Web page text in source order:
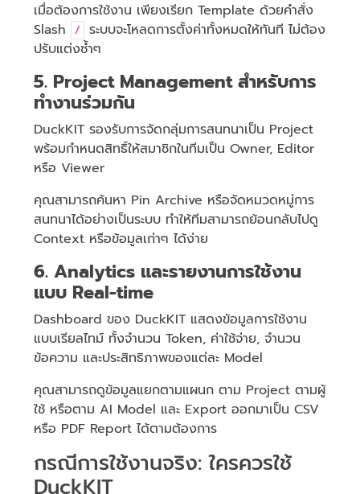
เมื่อต้องการใช้งาน เพียงเรียก Template ด้วยคำสั่ง
Slash / ระบบจะโหลดการตั้งค่าทั้งหมดให้ทันที ไม่ต้อง
ปรับแต่งซ้ำๆ
5. Project Management สำหรับการ
ทำงานร่วมกัน
DuckKIT รองรับการจัดกลุ่มการสนทนาเป็น Project
พร้อมกำหนดสิทธิ์ให้สมาชิกในทีมเป็น Owner, Editor
หรือ Viewer
คุณสามารถค้นหา Pin Archive หรือจัดหมวดหมู่การ
สนทนาได้อย่างเป็นระบบ ทำให้ทีมสามารถย้อนกลับไปดู
Context หรือข้อมูลเก่าๆ ได้ง่าย
6. Analytics และรายงานการใช้งาน
แบบ Real-time
Dashboard ของ DuckKIT แสดงข้อมูลการใช้งาน
แบบเรียลไทม์ ทั้งจำนวน Token, ค่าใช้จ่าย, จำนวน
ข้อความ และประสิทธิภาพของแต่ละ Model
คุณสามารถดูข้อมูลแยกตามแผนก ตาม Project ตามผู้
ใช้ หรือตาม AI Model และ Export ออกมาเป็น CSV
หรือ PDF Report ได้ตามต้องการ
กรณีการใช้งานจริง: ใครควรใช้
DuckKIT